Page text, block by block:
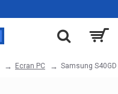
Ecran PC Samsung